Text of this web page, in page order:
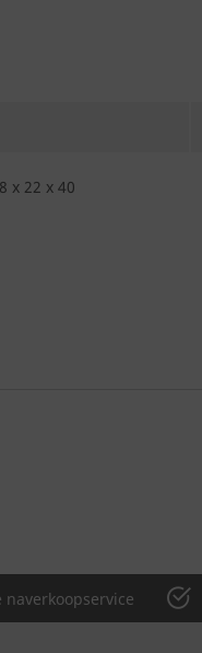
x 22 x 40
naverkoopservice